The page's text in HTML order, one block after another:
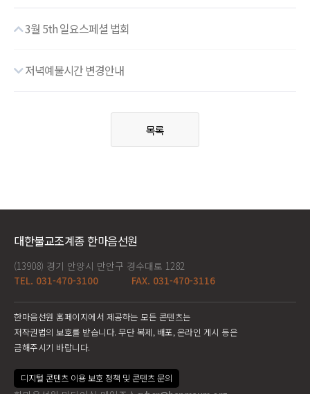
3월 5th 일요스페셜 법회
저녁예불시간 변경안내
목록
대한불교조계종 한마음선원
(13908) 경기 안양시 만안구 경수대로 1282
TEL. 031-470-3100
FAX. 031-470-3116
한마음선원 홈페이지에서 제공하는 모든 콘텐츠는
저작권법의 보호를 받습니다. 무단 복제, 배포, 온라인 게시 등은
금해주시기 바랍니다.
디지털 콘텐츠 이용 보호 정책 및 콘텐츠 문의